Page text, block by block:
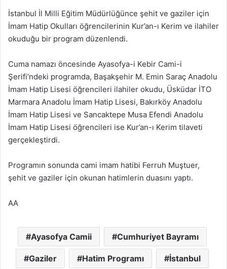
İstanbul İl Milli Eğitim Müdürlüğünce şehit ve gaziler için
İmam Hatip Okulları öğrencilerinin Kur’an-ı Kerim ve ilahiler
okuduğu bir program düzenlendi.
Cuma namazı öncesinde Ayasofya-i Kebir Cami-i
Şerifi’ndeki programda, Başakşehir M. Emin Saraç Anadolu
İmam Hatip Lisesi öğrencileri ilahiler okudu, Üsküdar İTO
Marmara Anadolu İmam Hatip Lisesi, Bakırköy Anadolu
İmam Hatip Lisesi ve Sancaktepe Musa Efendi Anadolu
İmam Hatip Lisesi öğrencileri ise Kur’an-ı Kerim tilaveti
gerçekleştirdi.
Programın sonunda cami imam hatibi Ferruh Muştuer,
şehit ve gaziler için okunan hatimlerin duasını yaptı.
AA
Ayasofya Camii Cumhuriyet Bayramı
Gaziler Hatim Programı İstanbul